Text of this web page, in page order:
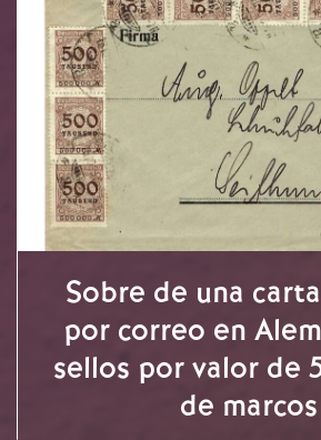
Sobre de una
por correo en
sellos por valor de
de marcos